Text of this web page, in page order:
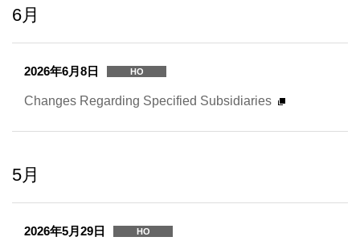
6月
2026年6月8日 HO
Changes Regarding Specified Subsidiaries
5月
2026年5月29日 HO